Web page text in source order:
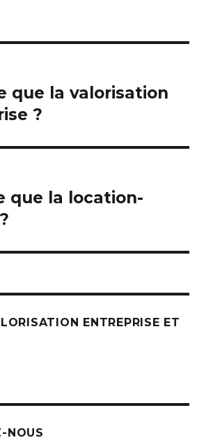
que la valorisation
?
que la location-
ENTREPRISE ET
NOUS